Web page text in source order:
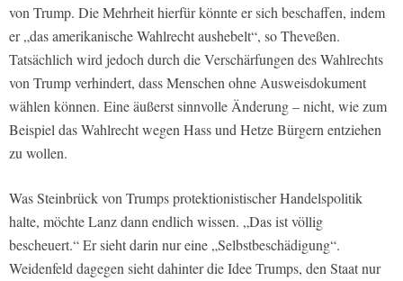
von Trump. Die Mehrheit hierfür könnte er sich beschaffen, indem
er „das amerikanische Wahlrecht aushebelt“, so Theveßen.
Tatsächlich wird jedoch durch die Verschärfungen des Wahlrechts
von Trump verhindert, dass Menschen ohne Ausweisdokument
wählen können. Eine äußerst sinnvolle Änderung – nicht, wie zum
Beispiel das Wahlrecht wegen Hass und Hetze Bürgern entziehen
zu wollen.
Was Steinbrück von Trumps protektionistischer Handelspolitik
halte, möchte Lanz dann endlich wissen. „Das ist völlig
bescheuert.“ Er sieht darin nur eine „Selbstbeschädigung“.
Weidenfeld dagegen sieht dahinter die Idee Trumps, den Staat nur